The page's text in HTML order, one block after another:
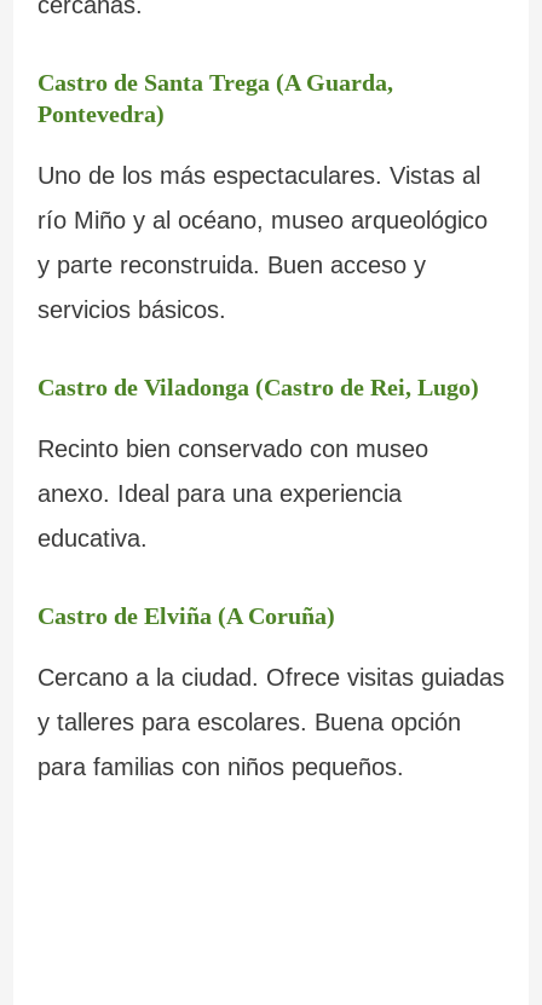
Castro de Santa Trega (A Guarda,
Pontevedra)
Uno de los más espectaculares. Vistas al
río Miño y al océano, museo arqueológico
y parte reconstruida. Buen acceso y
servicios básicos.
Castro de Viladonga (Castro de Rei, Lugo)
Recinto bien conservado con museo
anexo. Ideal para una experiencia
educativa.
Castro de Elviña (A Coruña)
Cercano a la ciudad. Ofrece visitas guiadas
y talleres para escolares. Buena opción
para familias con niños pequeños.